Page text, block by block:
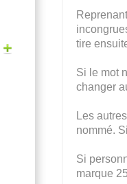
tire
Si le mot
changer
Les
nommé.
Si
marque